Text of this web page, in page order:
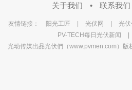
关于我们 • 联系我们
友情链接： 阳光工匠 光伏网 光伏
PV-TECH每日光伏新闻
光动传媒出品光伏們（www.pvmen.com）版